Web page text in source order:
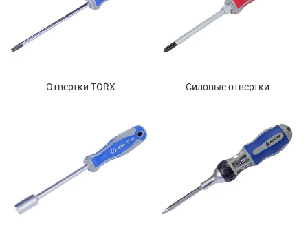
Отвертки TORX Силовые отвертки